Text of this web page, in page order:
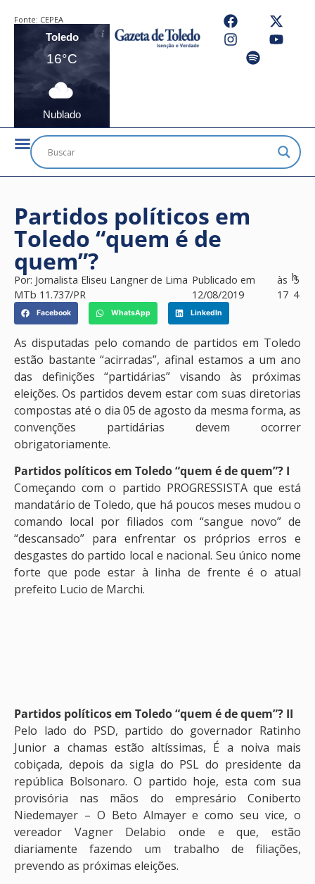
Fonte: CEPEA
Toledo
16°C
Nublado
Partidos políticos em
Toledo “quem é de
quem”?
Por: Jornalista Eliseu Langner de Lima
MTb 11.737/PR
Publicado em
12/08/2019
às
17
h
5
4
Facebook WhatsApp LinkedIn
As disputadas pelo comando de partidos em Toledo
estão bastante “acirradas”, afinal estamos a um ano
das definições “partidárias” visando às próximas
eleições. Os partidos devem estar com suas diretorias
compostas até o dia 05 de agosto da mesma forma, as
convenções partidárias devem ocorrer
obrigatoriamente.
Partidos políticos em Toledo “quem é de quem”? I
Começando com o partido PROGRESSISTA que está
mandatário de Toledo, que há poucos meses mudou o
comando local por filiados com “sangue novo” de
“descansado” para enfrentar os próprios erros e
desgastes do partido local e nacional. Seu único nome
forte que pode estar à linha de frente é o atual
prefeito Lucio de Marchi.
Partidos políticos em Toledo “quem é de quem”? II
Pelo lado do PSD, partido do governador Ratinho
Junior a chamas estão altíssimas, É a noiva mais
cobiçada, depois da sigla do PSL do presidente da
república Bolsonaro. O partido hoje, esta com sua
provisória nas mãos do empresário Coniberto
Niedemayer – O Beto Almayer e como seu vice, o
vereador Vagner Delabio onde e que, estão
diariamente fazendo um trabalho de filiações,
prevendo as próximas eleições.